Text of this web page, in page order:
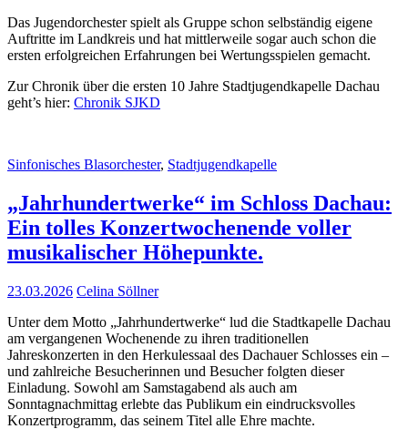
Das Jugendorchester spielt als Gruppe schon selbständig eigene
Auftritte im Landkreis und hat mittlerweile sogar auch schon die
ersten erfolgreichen Erfahrungen bei Wertungsspielen gemacht.
Zur Chronik über die ersten 10 Jahre Stadtjugendkapelle Dachau
geht’s hier: Chronik SJKD
Sinfonisches Blasorchester, Stadtjugendkapelle
„Jahrhundertwerke“ im Schloss Dachau:
Ein tolles Konzertwochenende voller
musikalischer Höhepunkte.
23.03.2026 Celina Söllner
Unter dem Motto „Jahrhundertwerke“ lud die Stadtkapelle Dachau
am vergangenen Wochenende zu ihren traditionellen
Jahreskonzerten in den Herkulessaal des Dachauer Schlosses ein –
und zahlreiche Besucherinnen und Besucher folgten dieser
Einladung. Sowohl am Samstagabend als auch am
Sonntagnachmittag erlebte das Publikum ein eindrucksvolles
Konzertprogramm, das seinem Titel alle Ehre machte.